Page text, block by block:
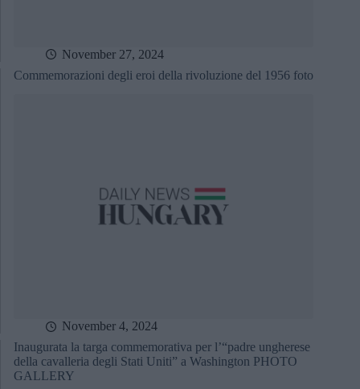
November 27, 2024
Commemorazioni degli eroi della rivoluzione del 1956 foto
November 4, 2024
Inaugurata la targa commemorativa per l’“padre ungherese
della cavalleria degli Stati Uniti” a Washington PHOTO
GALLERY